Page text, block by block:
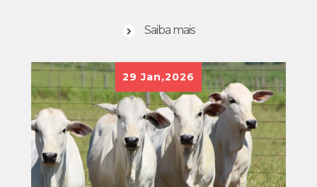
Saiba mais
29 Jan,2026